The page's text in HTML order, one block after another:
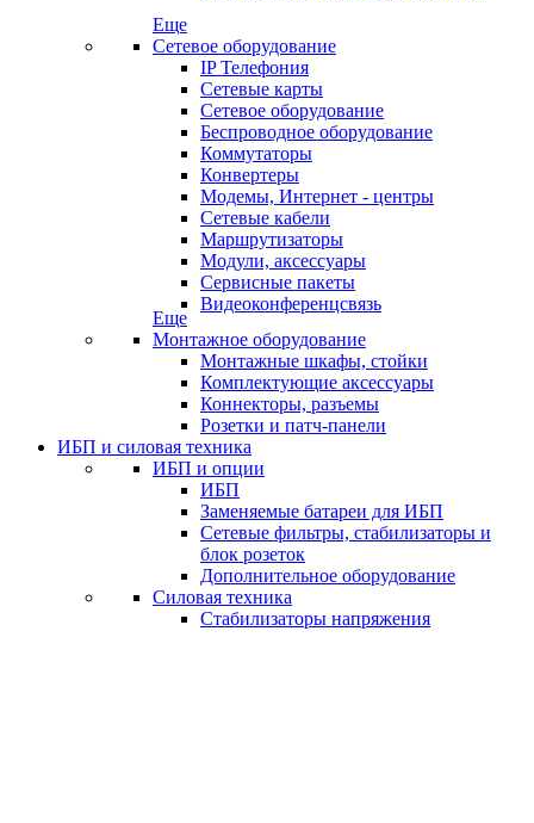
Еще
Сетевое оборудование
IP Телефония
Сетевые карты
Сетевое оборудование
Беспроводное оборудование
Коммутаторы
Конвертеры
Модемы, Интернет - центры
Сетевые кабели
Маршрутизаторы
Модули, аксессуары
Сервисные пакеты
Видеоконференцсвязь
Еще
Монтажное оборудование
Монтажные шкафы, стойки
Комплектующие аксессуары
Коннекторы, разъемы
Розетки и патч-панели
ИБП и силовая техника
ИБП и опции
ИБП
Заменяемые батареи для ИБП
Сетевые фильтры, стабилизаторы и
блок розеток
Дополнительное оборудование
Силовая техника
Стабилизаторы напряжения